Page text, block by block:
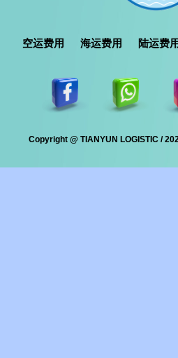
空运费用 海运费用 陆运费用
Copyright @ TIANYUN LOGISTIC /